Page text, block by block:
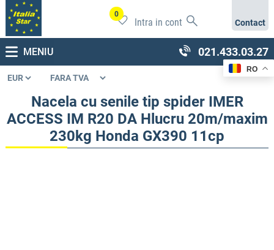
0
Intra in cont Contact
MENIU 021.433.03.27
Nacela cu senile tip spider IMER
ACCESS IM R20 DA Hlucru 20m/maxim
230kg Honda GX390 11cp
RO